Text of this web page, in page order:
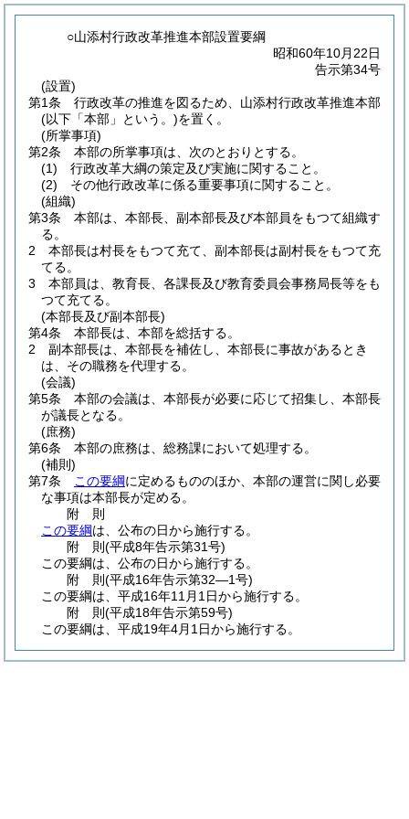
○山添村行政改革推進本部設置要綱
昭和60年10月22日
告示第34号
(設置)
第1条
行政改革の推進を図るため、山添村行政改革推進本部
(以下「本部」という。)を置く。
(所掌事項)
第2条
本部の所掌事項は、次のとおりとする。
(1)
行政改革大綱の策定及び実施に関すること。
(2)
その他行政改革に係る重要事項に関すること。
(組織)
第3条
本部は、本部長、副本部長及び本部員をもつて組織す
る。
2
本部長は村長をもつて充て、副本部長は副村長をもつて充
てる。
3
本部員は、教育長、各課長及び教育委員会事務局長等をも
つて充てる。
(本部長及び副本部長)
第4条
本部長は、本部を総括する。
2
副本部長は、本部長を補佐し、本部長に事故があるとき
は、その職務を代理する。
(会議)
第5条
本部の会議は、本部長が必要に応じて招集し、本部長
が議長となる。
(庶務)
第6条
本部の庶務は、総務課において処理する。
(補則)
第7条
この要綱に定めるもののほか、本部の運営に関し必要
な事項は本部長が定める。
附 則
この要綱は、公布の日から施行する。
附 則(平成8年告示第31号)
この要綱は、公布の日から施行する。
附 則(平成16年告示第32―1号)
この要綱は、平成16年11月1日から施行する。
附 則(平成18年告示第59号)
この要綱は、平成19年4月1日から施行する。